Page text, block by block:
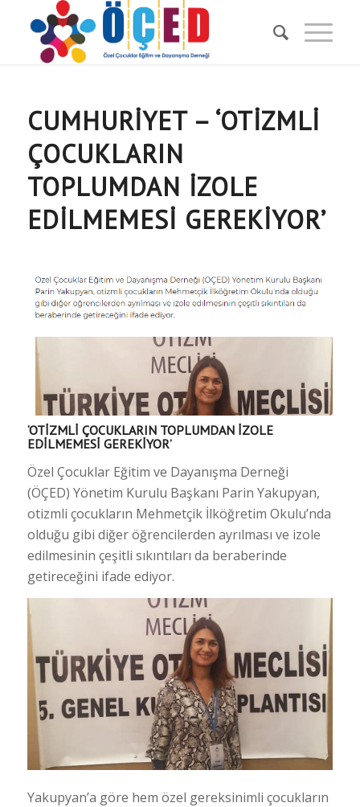
CUMHURIYET – ‘OTİZMLİ
ÇOCUKLARIN
TOPLUMDAN İZOLE
EDİLMEMESİ GEREKİYOR’
‘OTİZMLİ ÇOCUKLARIN TOPLUMDAN İZOLE
EDİLMEMESİ GEREKİYOR’
Özel Çocuklar Eğitim ve Dayanışma Derneği
(ÖÇED) Yönetim Kurulu Başkanı Parin Yakupyan,
otizmli çocukların Mehmetçik İlköğretim Okulu’nda
olduğu gibi diğer öğrencilerden ayrılması ve izole
edilmesinin çeşitli sıkıntıları da beraberinde
getireceğini ifade ediyor.
Yakupyan’a göre hem özel gereksinimli çocukların